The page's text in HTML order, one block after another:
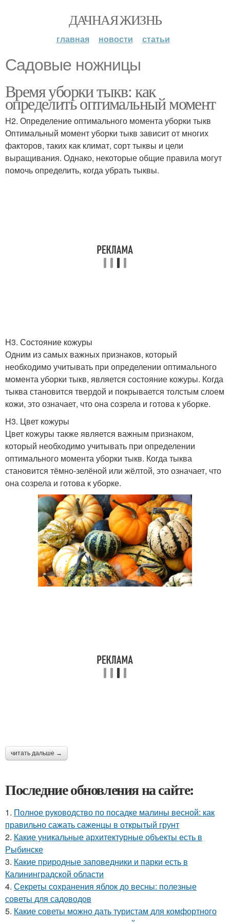
ДАЧНАЯ ЖИЗНЬ
главная новости статьи
Садовые ножницы
Время уборки тыкв: как
определить оптимальный момент
H2. Определение оптимального момента уборки тыкв
Оптимальный момент уборки тыкв зависит от многих
факторов, таких как климат, сорт тыквы и цели
выращивания. Однако, некоторые общие правила могут
помочь определить, когда убрать тыквы.
H3. Состояние кожуры
Одним из самых важных признаков, который
необходимо учитывать при определении оптимального
момента уборки тыкв, является состояние кожуры. Когда
тыква становится твердой и покрывается толстым слоем
кожи, это означает, что она созрела и готова к уборке.
H3. Цвет кожуры
Цвет кожуры также является важным признаком,
который необходимо учитывать при определении
оптимального момента уборки тыкв. Когда тыква
становится тёмно-зелёной или жёлтой, это означает, что
она созрела и готова к уборке.
читать дальше →
Последние обновления на сайте:
1. Полное руководство по посадке малины весной: как
правильно сажать саженцы в открытый грунт
2. Какие уникальные архитектурные объекты есть в
Рыбинске
3. Какие природные заповедники и парки есть в
Калининградской области
4. Секреты сохранения яблок до весны: полезные
советы для садоводов
5. Какие советы можно дать туристам для комфортного